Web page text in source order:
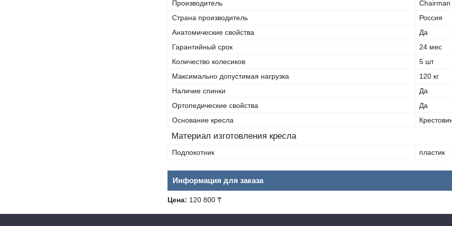
Производитель
Chairman
Страна производитель
Россия
Анатомические свойства
Да
Гарантийный срок
24 мес
Количество колесиков
5 шт
Максимально допустимая нагрузка
120 кг
Наличие спинки
Да
Ортопедические свойства
Да
Основание кресла
Материал изготовления кресла
Подлокотник пластик
Информация для заказа
Цена: 120 800 ₸